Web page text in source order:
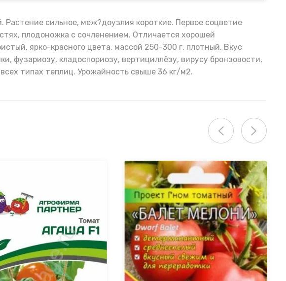
сильное, меж?доузлия короткие. Первое соцветие
плодоножка с сочленением. Отличается хорошей
ярко-красного цвета, массой 250-300 г, плотный. Вкус
фузариозу, кладоспориозу, вертициллёзу, вирусу бронзовости,
типах теплиц. Урожайность свыше 36 кг/м2.